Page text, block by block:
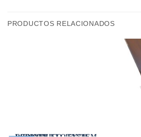
PRODUCTOS RELACIONADOS